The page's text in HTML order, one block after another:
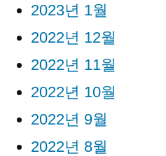
2023년 1월
2022년 12월
2022년 11월
2022년 10월
2022년 9월
2022년 8월